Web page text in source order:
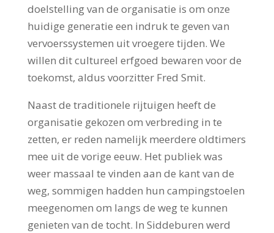
doelstelling van de organisatie is om onze
huidige generatie een indruk te geven van
vervoerssystemen uit vroegere tijden. We
willen dit cultureel erfgoed bewaren voor de
toekomst, aldus voorzitter Fred Smit.
Naast de traditionele rijtuigen heeft de
organisatie gekozen om verbreding in te
zetten, er reden namelijk meerdere oldtimers
mee uit de vorige eeuw. Het publiek was
weer massaal te vinden aan de kant van de
weg, sommigen hadden hun campingstoelen
meegenomen om langs de weg te kunnen
genieten van de tocht. In Siddeburen werd